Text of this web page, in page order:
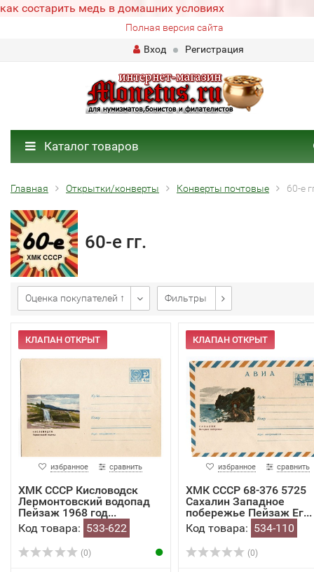
как состарить медь в домашних условиях
Полная версия сайта
Вход
Регистрация
Каталог товаров
Главная Открытки/конверты Конверты почтовые 60-е
60-е гг.
Оценка покупателей ↑ Фильтры
КЛАПАН ОТКРЫТ
избранное сравнить
ХМК СССР Кисловодск
Лермонтовский водопад
Пейзаж 1968 год...
Код товара: 533-622
(0)
КЛАПАН ОТКРЫТ
избранное сравнить
ХМК СССР 68-376 5725
Сахалин Западное
побережье Пейзаж Ег...
Код товара: 534-110
(0)